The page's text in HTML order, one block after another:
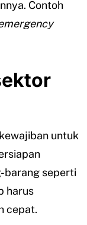
Contoh
untuk
barang seperti
harus
cepat.